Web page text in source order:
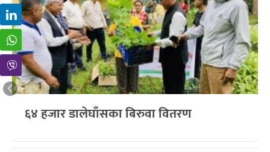
६४ हजार डालेघाँसका बिरुवा वितरण